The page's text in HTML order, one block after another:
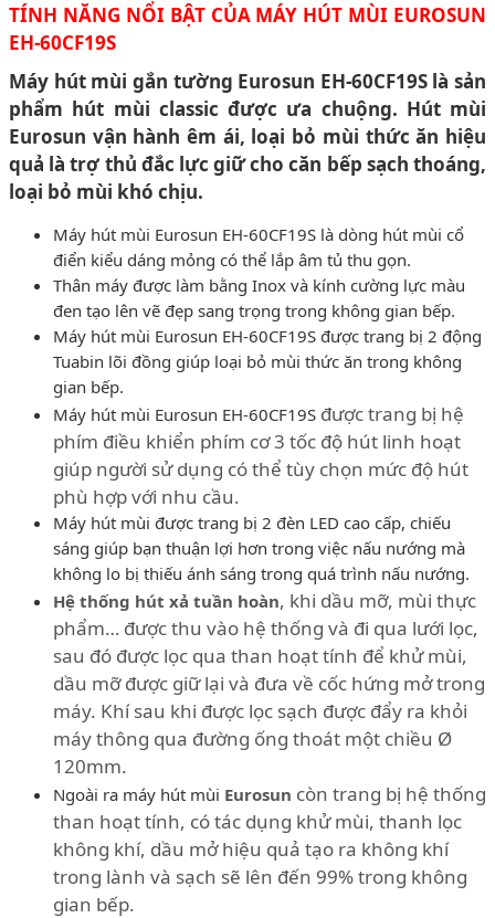
TÍNH NĂNG NỔI BẬT CỦA MÁY HÚT MÙI EUROSUN
EH-60CF19S
Máy hút mùi gắn tường Eurosun EH-60CF19S là sản
phẩm hút mùi classic được ưa chuộng. Hút mùi
Eurosun vận hành êm ái, loại bỏ mùi thức ăn hiệu
quả là trợ thủ đắc lực giữ cho căn bếp sạch thoáng,
loại bỏ mùi khó chịu.
Máy hút mùi Eurosun EH-60CF19S là dòng hút mùi cổ
điển kiểu dáng mỏng có thể lắp âm tủ thu gọn.
Thân máy được làm bằng Inox và kính cường lực màu
đen tạo lên vẽ đẹp sang trọng trong không gian bếp.
Máy hút mùi Eurosun EH-60CF19S được trang bị 2 động
Tuabin lõi đồng giúp loại bỏ mùi thức ăn trong không
gian bếp.
Máy hút mùi Eurosun EH-60CF19S được trang bị hệ
phím điều khiển phím cơ 3 tốc độ hút linh hoạt
giúp người sử dụng có thể tùy chọn mức độ hút
phù hợp với nhu cầu.
Máy hút mùi được trang bị 2 đèn LED cao cấp, chiếu
sáng giúp bạn thuận lợi hơn trong việc nấu nướng mà
không lo bị thiếu ánh sáng trong quá trình nấu nướng.
Hệ thống hút xả tuần hoàn, khi dầu mỡ, mùi thực
phẩm… được thu vào hệ thống và đi qua lưới lọc,
sau đó được lọc qua than hoạt tính để khử mùi,
dầu mỡ được giữ lại và đưa về cốc hứng mở trong
máy. Khí sau khi được lọc sạch được đẩy ra khỏi
máy thông qua đường ống thoát một chiều Ø
120mm.
Ngoài ra máy hút mùi Eurosun còn trang bị hệ thống
than hoạt tính, có tác dụng khử mùi, thanh lọc
không khí, dầu mở hiệu quả tạo ra không khí
trong lành và sạch sẽ lên đến 99% trong không
gian bếp.